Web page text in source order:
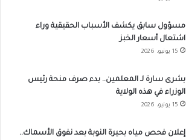
مسؤول سابق يكشف الأسباب الحقيقية وراء
اشتعال أسعار الخبز
15 يونيو، 2026
بشرى سارة لـ المعلمين.. بدء صرف منحة رئيس
الوزراء في هذه الولاية
15 يونيو، 2026
إعلان فحص مياه بحيرة النوبة بعد نفوق الأسماك..